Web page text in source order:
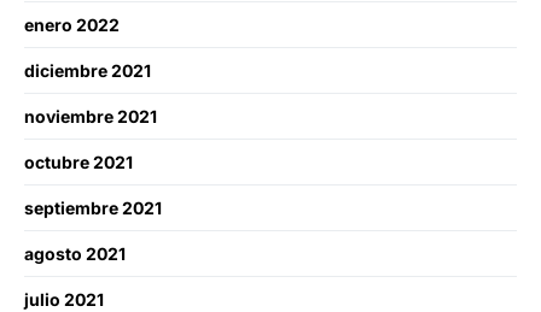
enero 2022
diciembre 2021
noviembre 2021
octubre 2021
septiembre 2021
agosto 2021
julio 2021